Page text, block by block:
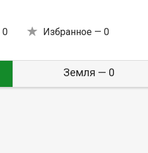
0 Избранное — 0
Земля — 0